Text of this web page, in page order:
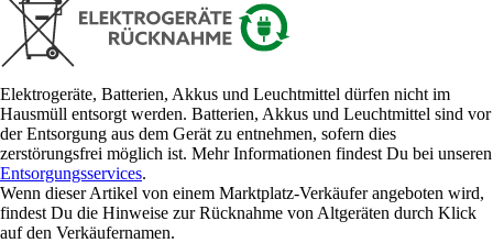
Elektrogeräte, Batterien, Akkus und Leuchtmittel dürfen nicht im
Hausmüll entsorgt werden. Batterien, Akkus und Leuchtmittel sind vor
der Entsorgung aus dem Gerät zu entnehmen, sofern dies
zerstörungsfrei möglich ist. Mehr Informationen findest Du bei unseren
Entsorgungsservices.
Wenn dieser Artikel von einem Marktplatz-Verkäufer angeboten wird,
findest Du die Hinweise zur Rücknahme von Altgeräten durch Klick
auf den Verkäufernamen.